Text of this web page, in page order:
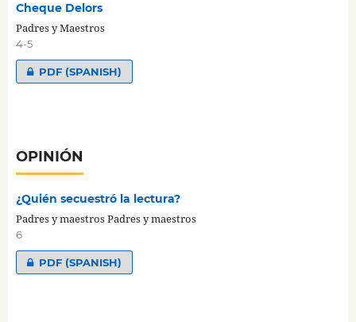
Cheque Delors
Padres y Maestros
4-5
PDF (SPANISH)
OPINIÓN
¿Quién secuestró la lectura?
Padres y maestros Padres y maestros
6
PDF (SPANISH)